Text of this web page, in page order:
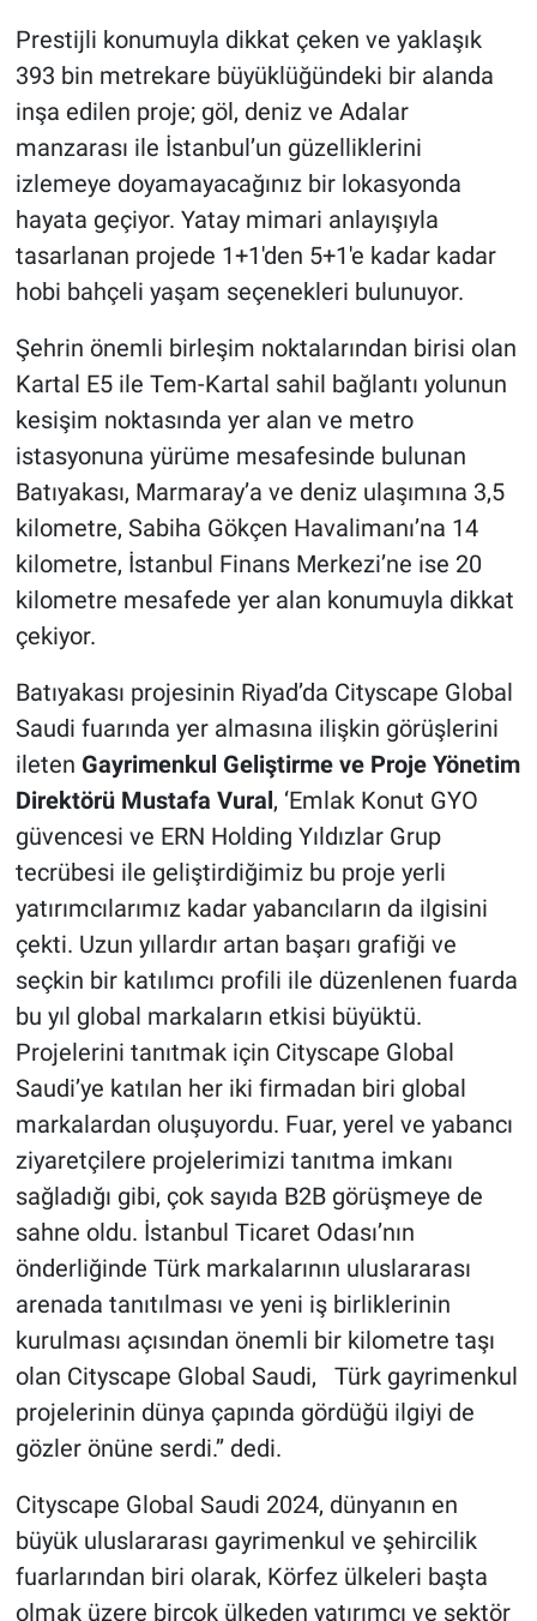
Prestijli konumuyla dikkat çeken ve yaklaşık
393 bin metrekare büyüklüğündeki bir alanda
inşa edilen proje; göl, deniz ve Adalar
manzarası ile İstanbul’un güzelliklerini
izlemeye doyamayacağınız bir lokasyonda
hayata geçiyor. Yatay mimari anlayışıyla
tasarlanan projede 1+1'den 5+1'e kadar kadar
hobi bahçeli yaşam seçenekleri bulunuyor.
Şehrin önemli birleşim noktalarından birisi olan
Kartal E5 ile Tem-Kartal sahil bağlantı yolunun
kesişim noktasında yer alan ve metro
istasyonuna yürüme mesafesinde bulunan
Batıyakası, Marmaray’a ve deniz ulaşımına 3,5
kilometre, Sabiha Gökçen Havalimanı’na 14
kilometre, İstanbul Finans Merkezi’ne ise 20
kilometre mesafede yer alan konumuyla dikkat
çekiyor.
Batıyakası projesinin Riyad’da Cityscape Global
Saudi fuarında yer almasına ilişkin görüşlerini
ileten Gayrimenkul Geliştirme ve Proje Yönetim
Direktörü Mustafa Vural, ‘Emlak Konut GYO
güvencesi ve ERN Holding Yıldızlar Grup
tecrübesi ile geliştirdiğimiz bu proje yerli
yatırımcılarımız kadar yabancıların da ilgisini
çekti. Uzun yıllardır artan başarı grafiği ve
seçkin bir katılımcı profili ile düzenlenen fuarda
bu yıl global markaların etkisi büyüktü.
Projelerini tanıtmak için Cityscape Global
Saudi’ye katılan her iki firmadan biri global
markalardan oluşuyordu. Fuar, yerel ve yabancı
ziyaretçilere projelerimizi tanıtma imkanı
sağladığı gibi, çok sayıda B2B görüşmeye de
sahne oldu. İstanbul Ticaret Odası’nın
önderliğinde Türk markalarının uluslararası
arenada tanıtılması ve yeni iş birliklerinin
kurulması açısından önemli bir kilometre taşı
olan Cityscape Global Saudi, Türk gayrimenkul
projelerinin dünya çapında gördüğü ilgiyi de
gözler önüne serdi.’’ dedi.
Cityscape Global Saudi 2024, dünyanın en
büyük uluslararası gayrimenkul ve şehircilik
fuarlarından biri olarak, Körfez ülkeleri başta
olmak üzere birçok ülkeden yatırımcı ve sektör